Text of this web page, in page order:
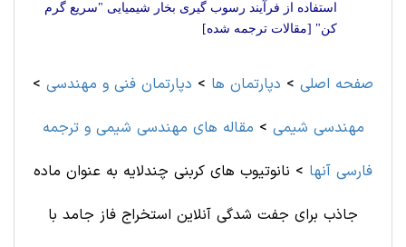
استفاده از فرآیند رسوب گیری بخار شیمیایی "سریع گرم
کن" [مقالات ترجمه شده]
صفحه اصلی > دپارتمان ها > دپارتمان فنی و مهندسی >
مهندسی شیمی > مقاله های مهندسی شیمی و ترجمه
فارسی آنها > نانوتیوب های کربنی چندلایه به عنوان ماده
جاذب برای جفت شدگی آنلاین استخراج فاز جامد با